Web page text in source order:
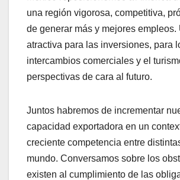
una región vigorosa, competitiva,
de generar más y mejores empleos.
atractiva para las inversiones, para
intercambios comerciales y el
perspectivas de cara al futuro.
Juntos habremos de incrementar
capacidad exportadora en un
creciente competencia entre
mundo. Conversamos sobre los
existen al cumplimiento de las